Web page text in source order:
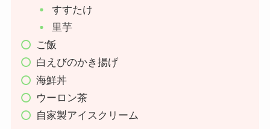
すすたけ
里芋
ご飯
白えびのかき揚げ
海鮮丼
ウーロン茶
自家製アイスクリーム